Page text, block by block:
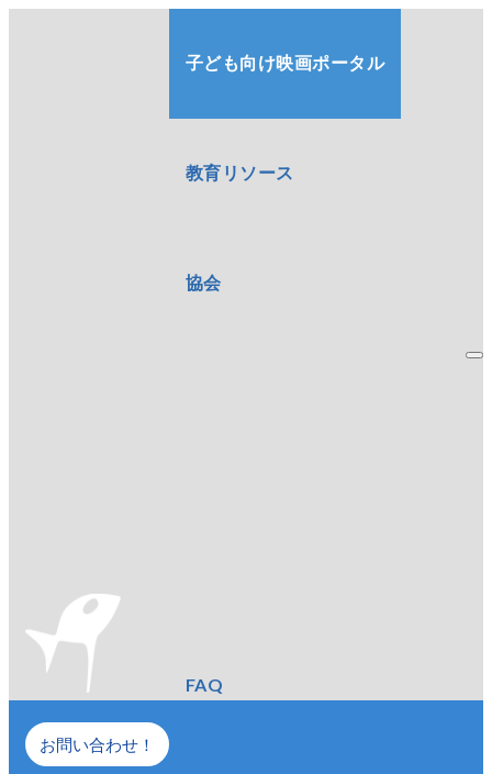
子ども向け映画ポータル
教育リソース
協会
FAQ
お問い合わせ！